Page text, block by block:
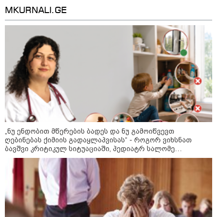
09:00 / 07-08-2026
18 წელი აგვისტოს ომიდან - ტრაგიკული
მოვლენების ქრონოლოგია, რომელიც
შესაძლოა, აღარ გვახსოვს
22:28 / 07-08-2026
სად იზღუდება მოძრაობა -
MKURNALI.GE
„ნუ ენდობით მწერების ბადეს და ნუ გამოიწვევთ
ღებინებას ქიმიის გადაყლაპვისას“ - როგორ ვიხსნათ
ბავშვი კრიტიკულ სიტუაციაში, პედიატრ სალომე
ახვლედიანის რჩევები